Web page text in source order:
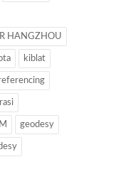
HANGZHOU
kiblat
geodesy